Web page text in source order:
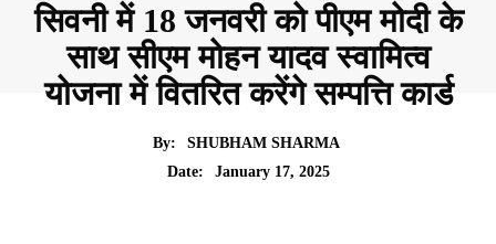
सिवनी में 18 जनवरी को पीएम मोदी के
साथ सीएम मोहन यादव स्वामित्व
योजना में वितरित करेंगे सम्पत्ति कार्ड
By:
SHUBHAM SHARMA
Date:
January 17, 2025